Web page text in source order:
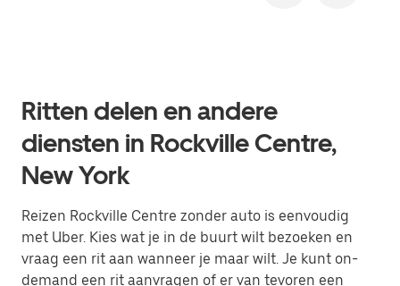
Ritten delen en andere
diensten in Rockville Centre,
New York
Reizen Rockville Centre zonder auto is eenvoudig
met Uber. Kies wat je in de buurt wilt bezoeken en
vraag een rit aan wanneer je maar wilt. Je kunt on-
demand een rit aanvragen of er van tevoren een